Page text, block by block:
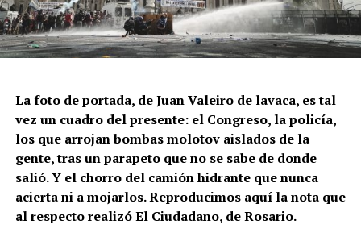
La foto de portada, de Juan Valeiro de lavaca, es tal
vez un cuadro del presente: el Congreso, la policía,
los que arrojan bombas molotov aislados de la
gente, tras un parapeto que no se sabe de donde
salió. Y el chorro del camión hidrante que nunca
acierta ni a mojarlos. Reproducimos aquí la nota que
al respecto realizó El Ciudadano, de Rosario.